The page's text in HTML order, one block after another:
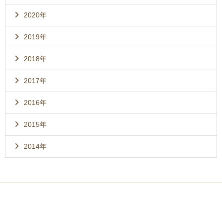
2020年
2019年
2018年
2017年
2016年
2015年
2014年